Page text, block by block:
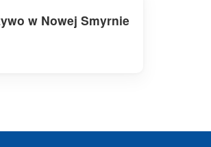
w Nowej Smyrnie